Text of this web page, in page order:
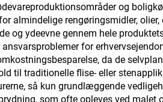
og
almindelige rengøringsmidler,
og ydeevne gennem hele
for
da de
til traditionelle flise- eller
så kun grundlæggende
som ofte opleves ved malet